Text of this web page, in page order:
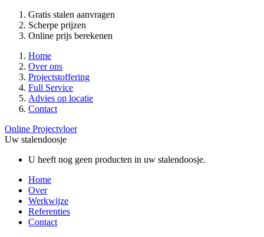
Gratis stalen aanvragen
Scherpe prijzen
Online prijs berekenen
Home
Over ons
Projectstoffering
Full Service
Advies op locatie
Contact
Online Projectvloer
Uw stalendoosje
U heeft nog geen producten in uw stalendoosje.
Home
Over
Werkwijze
Referenties
Contact